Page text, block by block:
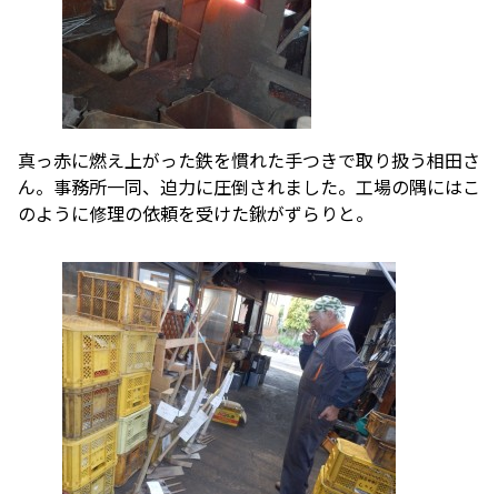
真っ赤に燃え上がった鉄を慣れた手つきで取り扱う相田さ
ん。事務所一同、迫力に圧倒されました。工場の隅にはこ
のように修理の依頼を受けた鍬がずらりと。